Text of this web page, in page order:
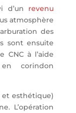
d’un revenu
atmosphère
des
sont ensuite
CNC à l’aide
corindon
esthétique)
L’opération